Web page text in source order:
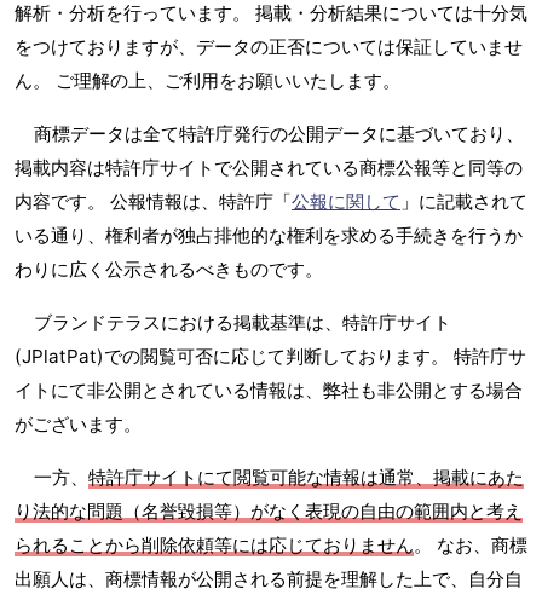
解析・分析を行っています。 掲載・分析結果については十分気
をつけておりますが、データの正否については保証していませ
ん。 ご理解の上、ご利用をお願いいたします。
商標データは全て特許庁発行の公開データに基づいており、
掲載内容は特許庁サイトで公開されている商標公報等と同等の
内容です。 公報情報は、特許庁「公報に関して 」に記載されて
いる通り、権利者が独占排他的な権利を求める手続きを行うか
わりに広く公示されるべきものです。
ブランドテラスにおける掲載基準は、特許庁サイト
(JPlatPat)での閲覧可否に応じて判断しております。 特許庁サ
イトにて非公開とされている情報は、弊社も非公開とする場合
がございます。
一方、 特許庁サイトにて閲覧可能な情報は通常、掲載にあた
り法的な問題（名誉毀損等）がなく表現の自由の範囲内と考え
られることから削除依頼等には応じておりません。 なお、商標
出願人は、商標情報が公開される前提を理解した上で、自分自